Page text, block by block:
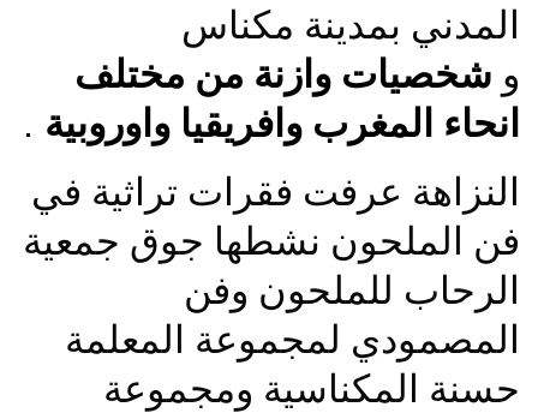
المدني بمدينة مكناس
و شخصيات وازنة من مختلف
انحاء المغرب وافريقيا واوروبية .
النزاهة عرفت فقرات تراثية في
فن الملحون نشطها جوق جمعية
الرحاب للملحون وفن
المصمودي لمجموعة المعلمة
حسنة المكناسية ومجموعة